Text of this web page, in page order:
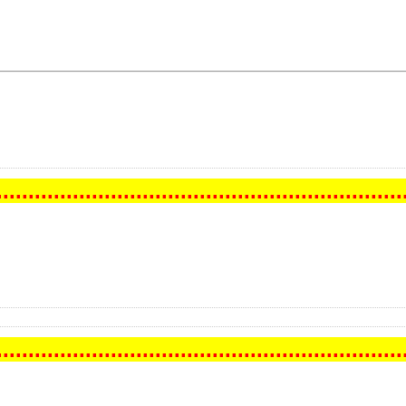
............................................................
............................................................